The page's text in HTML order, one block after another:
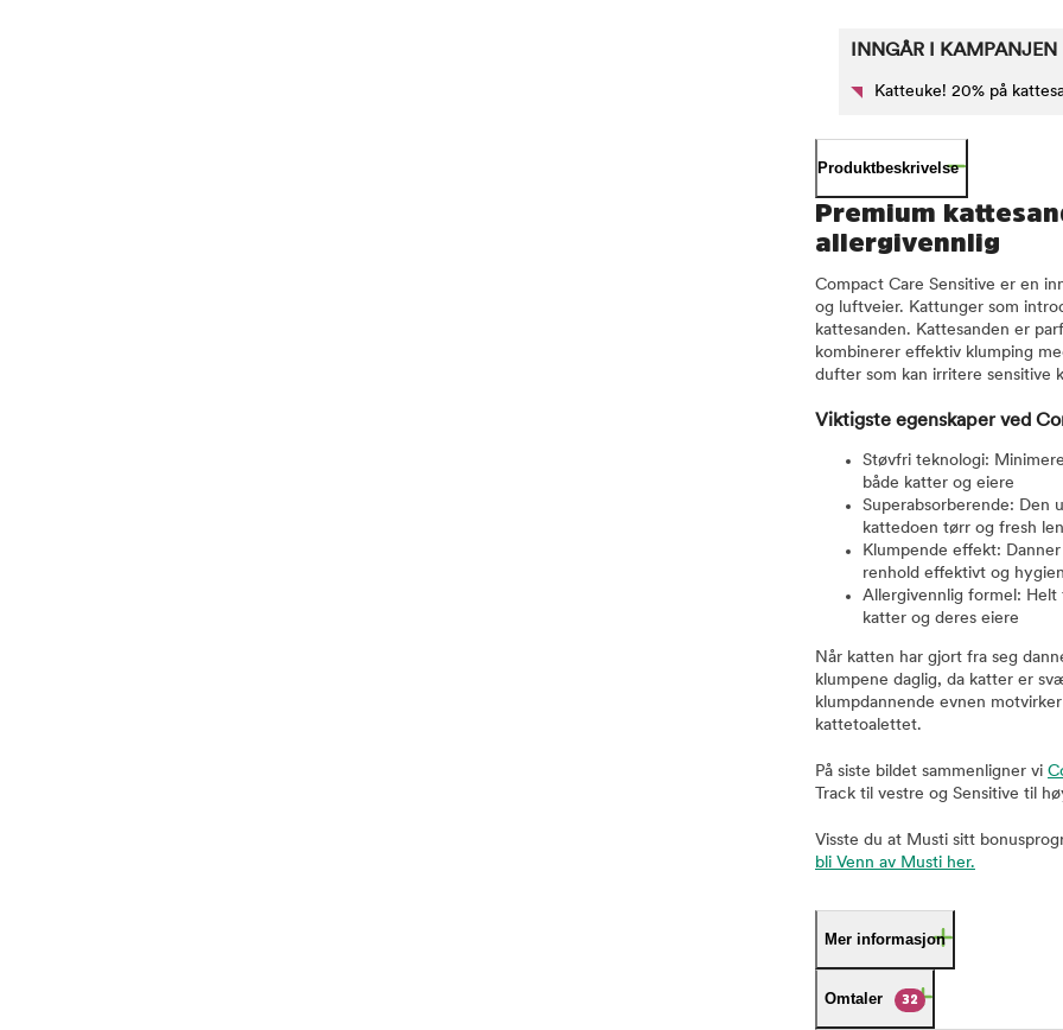
INNGÅR I KAMPANJEN
Katteuke! 20% på
Produktbeskrivelse
Premium
allergivennlig
Compact Care Sensitive er en
og luftveier. Kattunger som
kattesanden. Kattesanden er
kombinerer effektiv klumping
dufter som kan irritere sensitive
Viktigste egenskaper ved
Støvfri teknologi:
både katter og eiere
Superabsorberende: Den
kattedoen tørr og fresh
Klumpende effekt:
renhold effektivt og
Allergivennlig formel:
katter og deres eiere
Når katten har gjort fra seg
klumpene daglig, da katter er
klumpdannende evnen
kattetoalettet.
På siste bildet sammenligner vi
Track til vestre og Sensitive til
Visste du at Musti sitt
bli Venn av Musti her.
Mer informasjon
Omtaler 32